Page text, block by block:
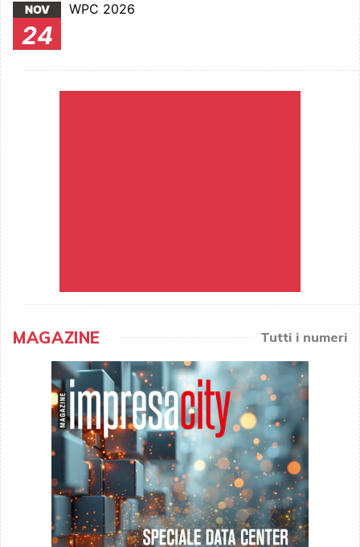
NOV
24
WPC 2026
MAGAZINE Tutti i numeri